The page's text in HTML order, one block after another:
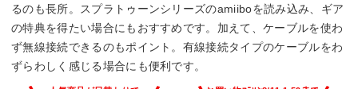
るのも長所。スプラトゥーンシリーズのamiiboを読み込み、ギア
の特典を得たい場合にもおすすめです。加えて、ケーブルを使わ
ず無線接続できるのもポイント。有線接続タイプのケーブルをわ
ずらわしく感じる場合にも便利です。